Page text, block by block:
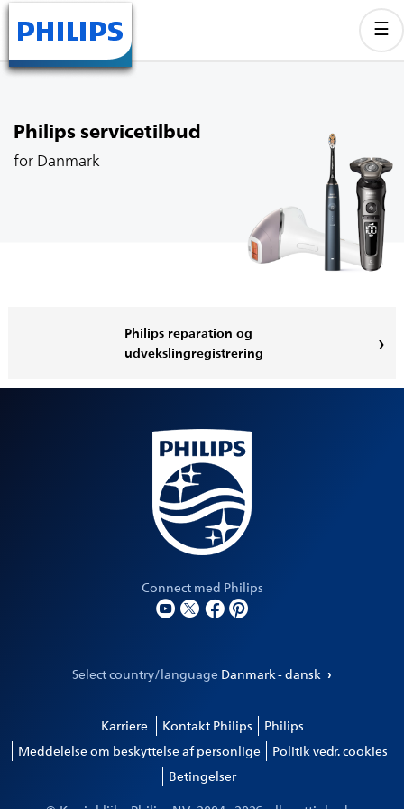
Philips servicetilbud
for Danmark
Philips reparation og
udvekslingregistrering
Connect med Philips
Select country/language Danmark - dansk
Karriere Kontakt Philips Philips
Meddelelse om beskyttelse af personlige Politik vedr. cookies
Betingelser